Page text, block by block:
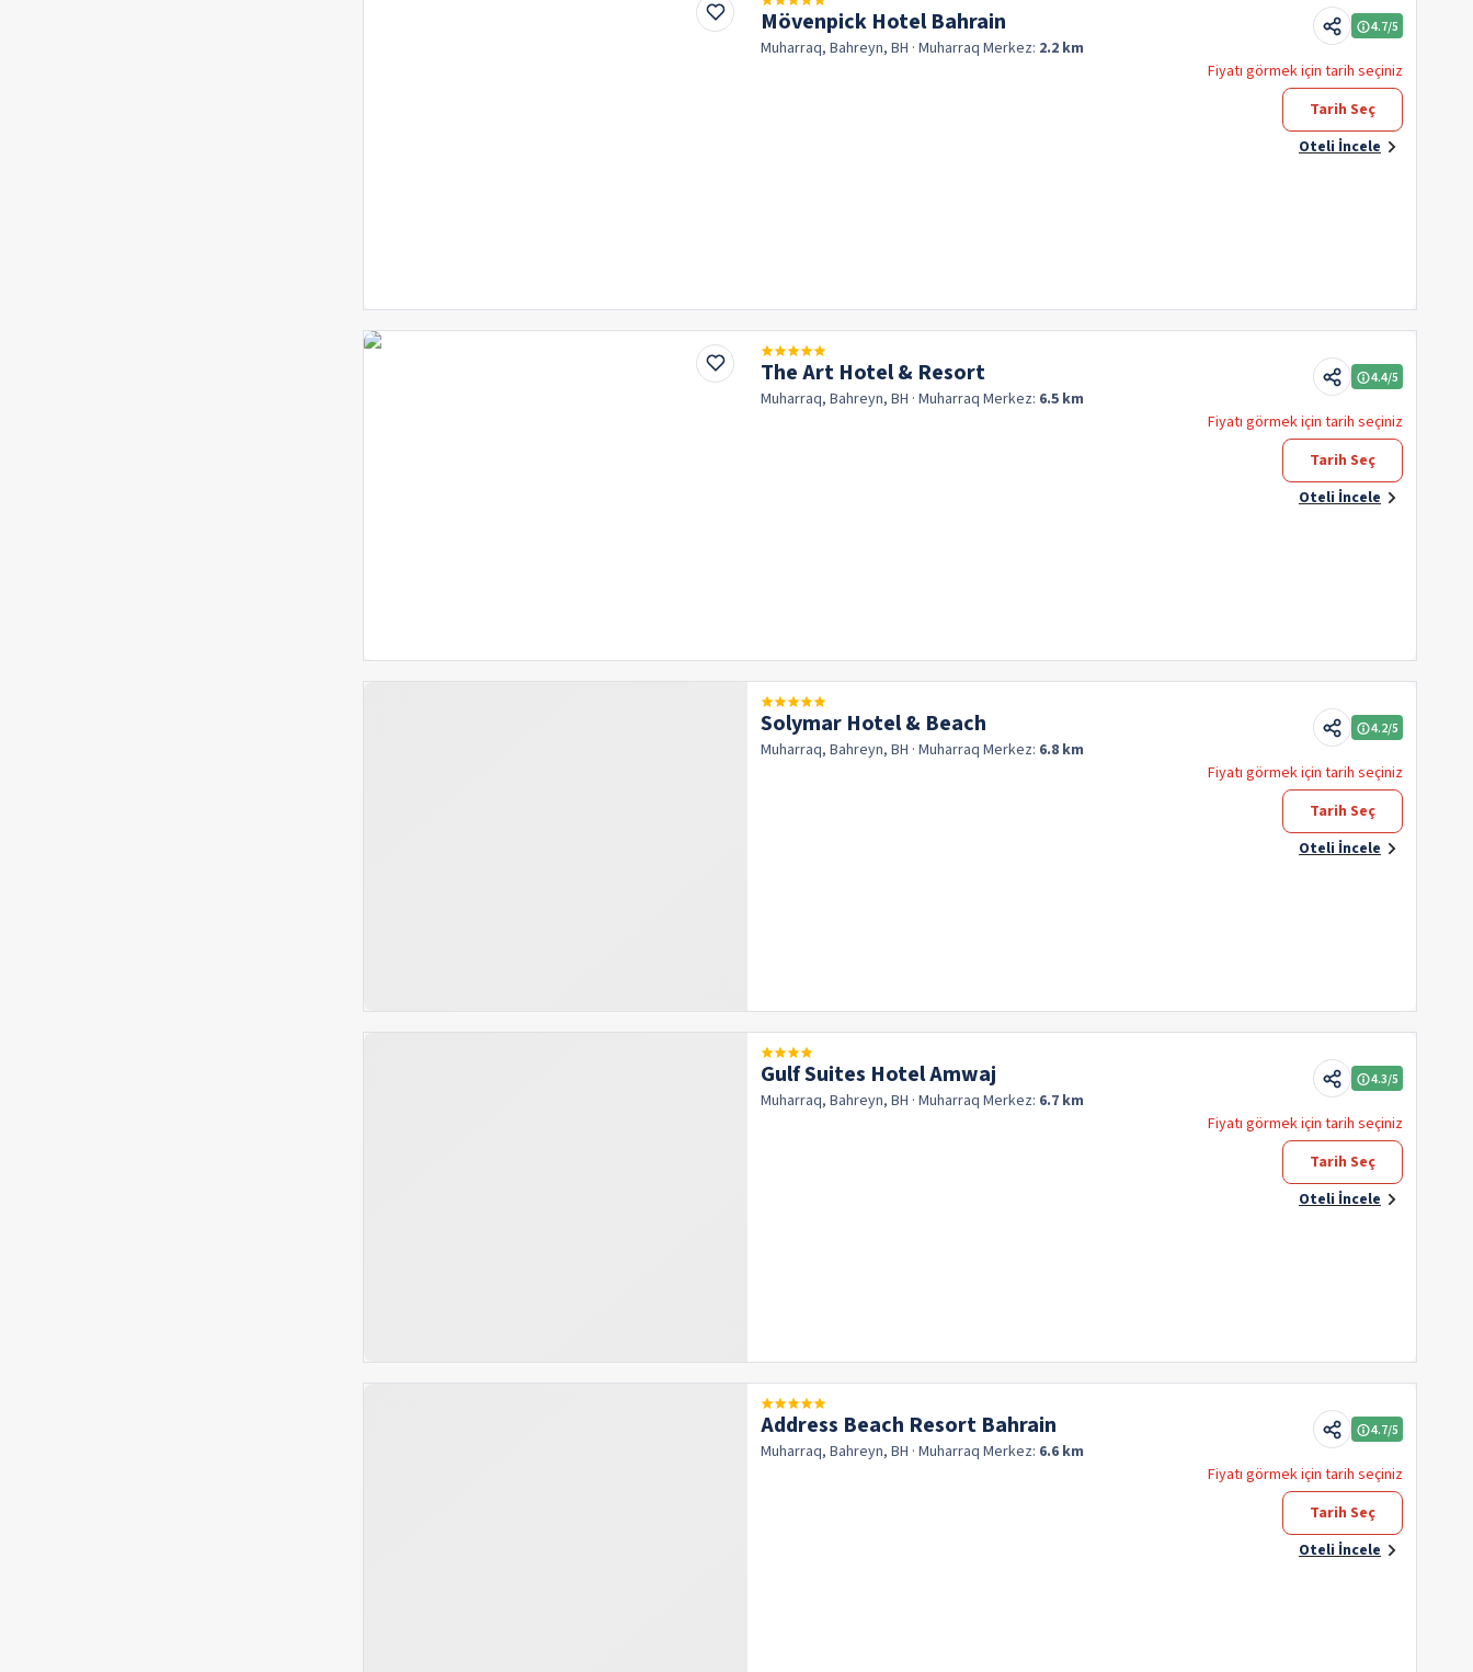
Mövenpick Hotel Bahrain
Muharraq, Bahreyn, BH · Muharraq Merkez: 2.2 km
4.7/5
Fiyatı görmek için tarih seçiniz
Tarih Seç
Oteli İncele
The Art Hotel & Resort
Muharraq, Bahreyn, BH · Muharraq Merkez: 6.5 km
4.4/5
Fiyatı görmek için tarih seçiniz
Tarih Seç
Oteli İncele
Solymar Hotel & Beach
Muharraq, Bahreyn, BH · Muharraq Merkez: 6.8 km
4.2/5
Fiyatı görmek için tarih seçiniz
Tarih Seç
Oteli İncele
Gulf Suites Hotel Amwaj
Muharraq, Bahreyn, BH · Muharraq Merkez: 6.7 km
4.3/5
Fiyatı görmek için tarih seçiniz
Tarih Seç
Oteli İncele
Address Beach Resort Bahrain
Muharraq, Bahreyn, BH · Muharraq Merkez: 6.6 km
4.7/5
Fiyatı görmek için tarih seçiniz
Tarih Seç
Oteli İncele